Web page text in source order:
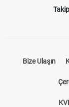
Bize Ulaşın